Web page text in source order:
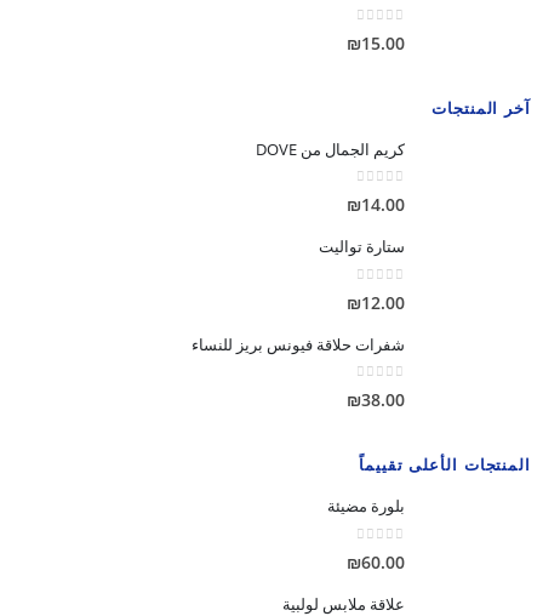
₪15.00
آخر المنتجات
كريم الجمال من DOVE
0
out of 5
₪14.00
ستارة تواليت
₪12.00
شفرات حلاقة فيونس بريز للنساء
0
out of 5
₪38.00
المنتجات الأعلى تقييماً
بلورة مضيئة
₪60.00
علاقة ملابس لولبية